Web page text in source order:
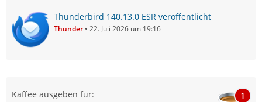
Thunderbird 140.13.0 ESR veröffentlicht
Thunder 22. Juli 2026 um 19:16
Kaffee ausgeben für: 1